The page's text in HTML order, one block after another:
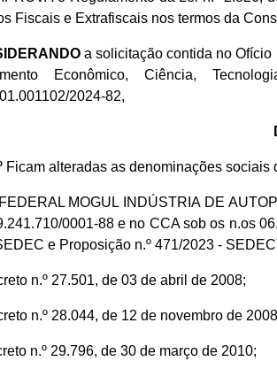
Fiscais e Extrafiscais nos termos da
a solicitação contida no Ofício
Econômico, Ciência,
2024-82,
Ficam alteradas as denominações sociais
FEDERAL MOGUL INDÚSTRIA DE
0001-88 e no CCA sob os n.os
e Proposição n.º 471/2023 -
n.º 27.501, de 03 de abril de 2008;
n.º 28.044, de 12 de novembro de
n.º 29.796, de 30 de março de 2010;